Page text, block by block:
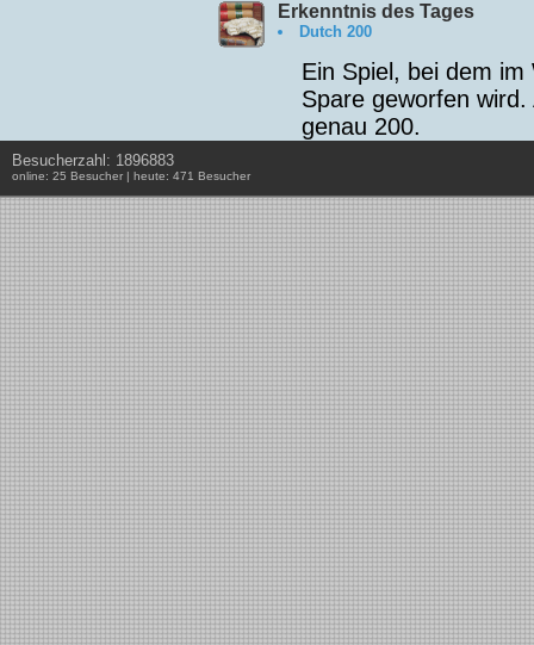
Erkenntnis des Tages
Dutch 200
Ein Spiel, bei dem
Spare geworfen
genau 200.
Besucherzahl: 1896883
online: 25 Besucher | heute: 471 Besucher